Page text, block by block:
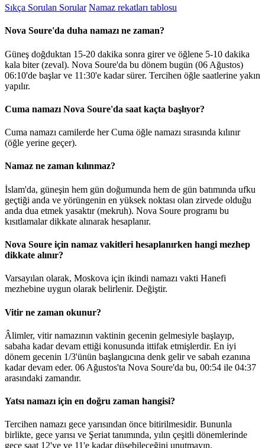
Sıkça Sorulan Sorular Namaz rekatları tablosu
Nova Soure'da duha namazı ne zaman?
Güneş doğduktan 15-20 dakika sonra girer ve öğlene 5-10 dakika
kala biter (zeval). Nova Soure'da bu dönem bugün (06 Ağustos)
06:10'de başlar ve 11:30'e kadar sürer. Tercihen öğle saatlerine yakın
yapılır.
Cuma namazı Nova Soure'da saat kaçta başlıyor?
Cuma namazı camilerde her Cuma öğle namazı sırasında kılınır
(öğle yerine geçer).
Namaz ne zaman kılınmaz?
İslam'da, güneşin hem gün doğumunda hem de gün batımında ufku
geçtiği anda ve yörüngenin en yüksek noktası olan zirvede olduğu
anda dua etmek yasaktır (mekruh). Nova Soure programı bu
kısıtlamalar dikkate alınarak hesaplanır.
Nova Soure için namaz vakitleri hesaplanırken hangi mezhep
dikkate alınır?
Varsayılan olarak, Moskova için ikindi namazı vakti Hanefi
mezhebine uygun olarak belirlenir. Değiştir.
Vitir ne zaman okunur?
Âlimler, vitir namazının vaktinin gecenin gelmesiyle başlayıp,
sabaha kadar devam ettiği konusunda ittifak etmişlerdir. En iyi
dönem gecenin 1/3'ünün başlangıcına denk gelir ve sabah ezanına
kadar devam eder. 06 Ağustos'ta Nova Soure'da bu, 00:54 ile 04:37
arasındaki zamandır.
Yatsı namazı için en doğru zaman hangisi?
Tercihen namazı gece yarısından önce bitirilmesidir. Bununla
birlikte, gece yarısı ve Şeriat tanımında, yılın çeşitli dönemlerinde
gece saat 12'ye ve 11'e kadar düşebileceğini unutmayın.